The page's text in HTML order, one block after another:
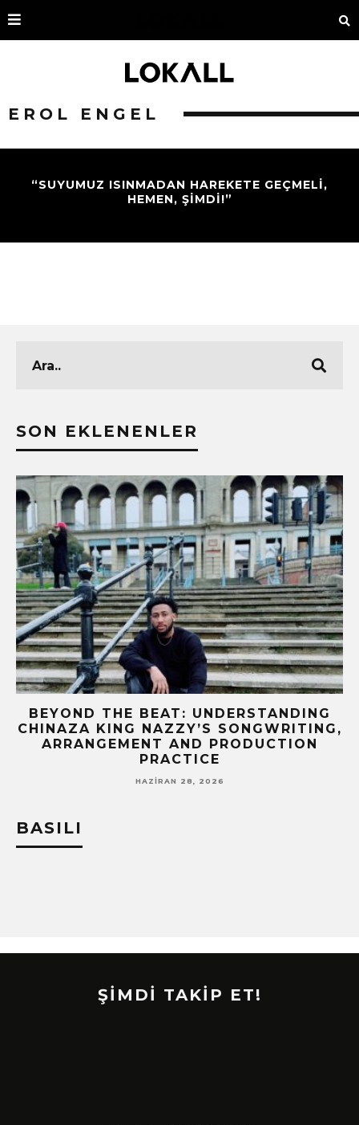
EROL ENGEL
“SUYUMUZ ISINMADAN HAREKETE GEÇMELİ,
HEMEN, ŞİMDİ!”
SON EKLENENLER
BEYOND THE BEAT: UNDERSTANDING
CHINAZA KING NAZZY’S SONGWRITING,
ARRANGEMENT AND PRODUCTION
PRACTICE
HAZIRAN 28, 2026
BASILI
ŞİMDİ TAKİP ET!